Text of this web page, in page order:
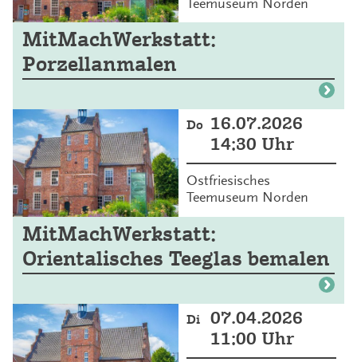
Teemuseum Norden
MitMachWerkstatt:
Porzellanmalen
Do 16.07.2026
14:30 Uhr
Ostfriesisches
Teemuseum Norden
MitMachWerkstatt:
Orientalisches Teeglas bemalen
Di
07.04.2026
11:00 Uhr